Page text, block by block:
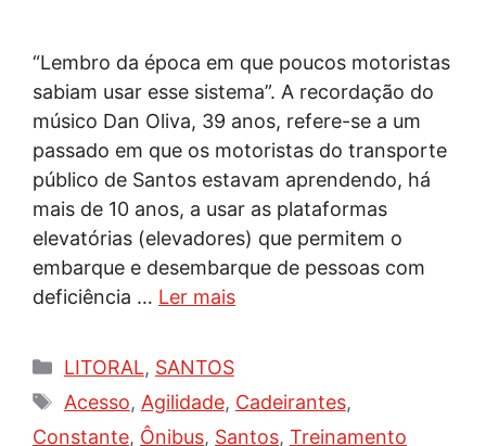
“Lembro da época em que poucos motoristas
sabiam usar esse sistema”. A recordação do
músico Dan Oliva, 39 anos, refere-se a um
passado em que os motoristas do transporte
público de Santos estavam aprendendo, há
mais de 10 anos, a usar as plataformas
elevatórias (elevadores) que permitem o
embarque e desembarque de pessoas com
deficiência … Ler mais
Categorias
LITORAL, SANTOS
Tags
Acesso, Agilidade, Cadeirantes,
Constante, Ônibus, Santos, Treinamento